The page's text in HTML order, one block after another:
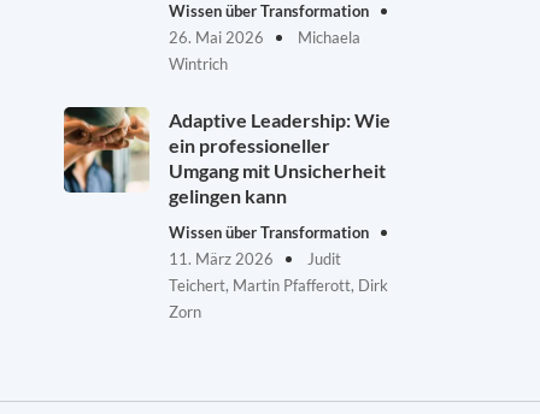
Wissen über Transformation
26. Mai 2026
Michaela
Wintrich
Adaptive Leadership: Wie
ein professioneller
Umgang mit Unsicherheit
gelingen kann
Wissen über Transformation
11. März 2026
Judit
Teichert, Martin Pfafferott, Dirk
Zorn